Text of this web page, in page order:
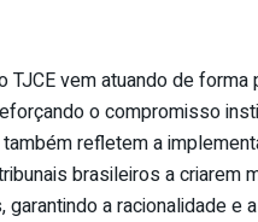
vem atuando de
o compromisso
refletem a
brasileiros a criarem
a racionalidade e